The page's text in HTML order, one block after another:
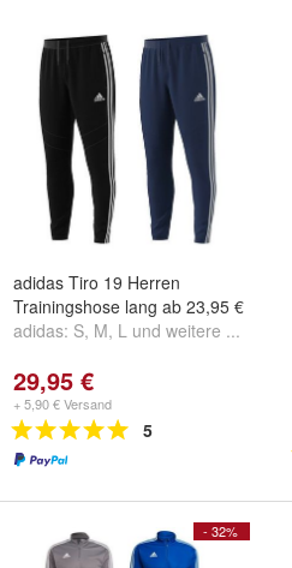
adidas Tiro 19 Herren
Trainingshose lang ab 23,95 €
adidas: S, M, L und weitere ...
29,95 €
+ 5,90 € Versand
5
- 32%